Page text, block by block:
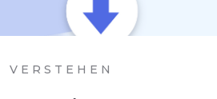
VERSTEHEN